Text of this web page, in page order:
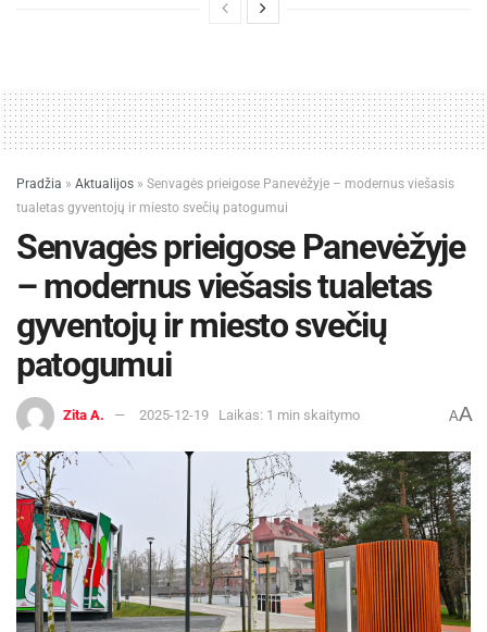
Pradžia » Aktualijos » Senvagės prieigose Panevėžyje – modernus viešasis
tualetas gyventojų ir miesto svečių patogumui
Senvagės prieigose Panevėžyje
– modernus viešasis tualetas
gyventojų ir miesto svečių
patogumui
Zita A. 2025-12-19 Laikas: 1 min skaitymo AA